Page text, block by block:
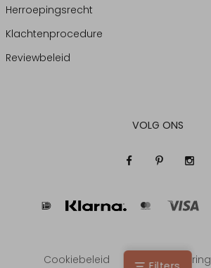
Herroepingsrecht
Klachtenprocedure
Reviewbeleid
VOLG ONS
Cookiebeleid Privacyverklaring